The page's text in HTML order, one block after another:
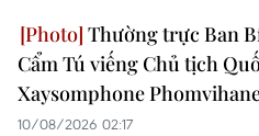
Thường trực Ban
Cẩm Tú viếng Chủ tịch
Xaysomphone
10/08/2026 02:17